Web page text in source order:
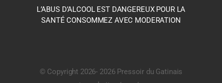
L’ABUS D’ALCOOL EST DANGEREUX POUR LA
SANTÉ CONSOMMEZ AVEC MODERATION
© Copyright 2026- 2026 Pressoir du Gatinais